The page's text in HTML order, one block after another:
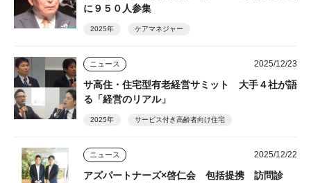
に９５０人参集
2025年 ケアマネジャー
ニュース 2025/12/23
サ高住・住宅型有老経営サミット 大手４社が語
る「経営のリアル」
2025年 サービス付き高齢者向け住宅
ニュース 2025/12/22
アズパートナーズ×啓仁会 包括提携 訪問診